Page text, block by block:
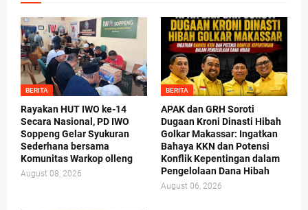
BERITA
Rayakan HUT IWO ke-14
Secara Nasional, PD IWO
Soppeng Gelar Syukuran
Sederhana bersama
Komunitas Warkop olleng
August 08, 2026
BERITA
APAK dan GRH Soroti
Dugaan Kroni Dinasti Hibah
Golkar Makassar: Ingatkan
Bahaya KKN dan Potensi
Konflik Kepentingan dalam
Pengelolaan Dana Hibah
August 06, 2026